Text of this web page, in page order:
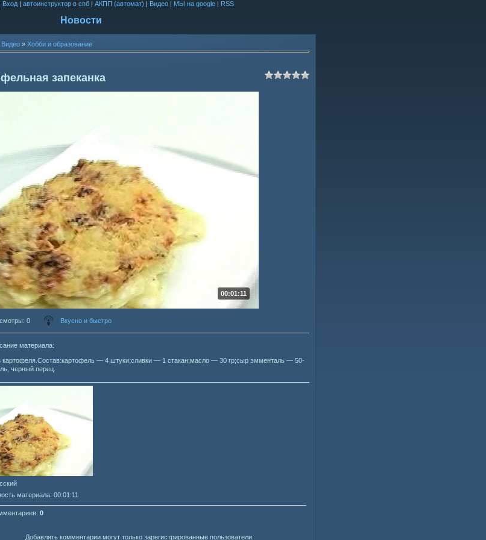
Вход| автоинструктор в спб| АКПП (автомат) | Видео| МЫ на google| RSS
Новости
Видео » Хобби и образование
запеканка
00:01:11
: 0 Вкусно и быстро
материала:
картофеля.Состав:картофель — 4 штуки;сливки — 1 стакан;масло — 30 гр;сыр эмменталь — 50-
черный перец.
материала: 00:01:11
: 0
Добавлять комментарии могут только зарегистрированные пользователи.